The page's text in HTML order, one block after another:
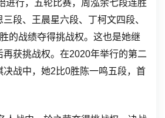
进行，五轮比赛，周泓余七段连胜
段、王晨星六段、丁柯文四段、
的战绩夺得挑战权。这也是她继
再获挑战权。在2020年举行的第二
决战中，她2比0胜陈一鸣五段，首